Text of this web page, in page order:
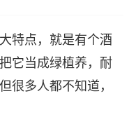
特点，就是有个酒
它当成绿植养，耐
很多人都不知道，